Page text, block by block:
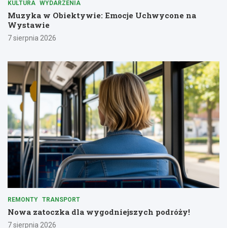
KULTURA WYDARZENIA
Muzyka w Obiektywie: Emocje Uchwycone na
Wystawie
7 sierpnia 2026
REMONTY TRANSPORT
Nowa zatoczka dla wygodniejszych podróży!
7 sierpnia 2026